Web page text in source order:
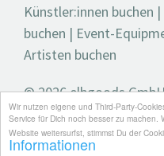
Wir nutzen eigene und Third-Party-
Service für Dich noch besser zu machen.
Website weitersurfst, stimmst Du der
Informationen
Künstler:innen buchen |
buchen | Event-
Artisten buchen
© 2026 elbgoods
industry /
Eventbranchenbuch,